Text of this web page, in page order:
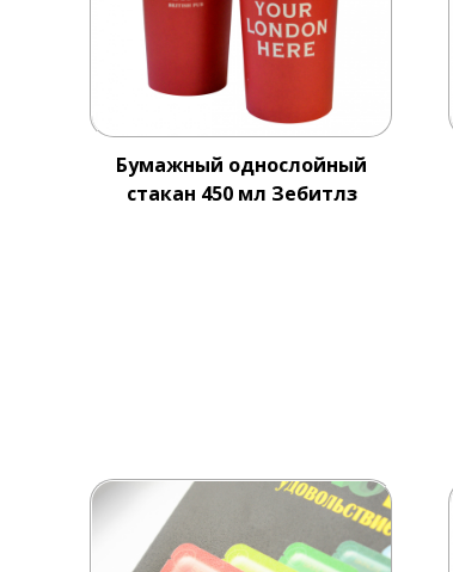
Бумажный однослойный
стакан 450 мл Зебитлз